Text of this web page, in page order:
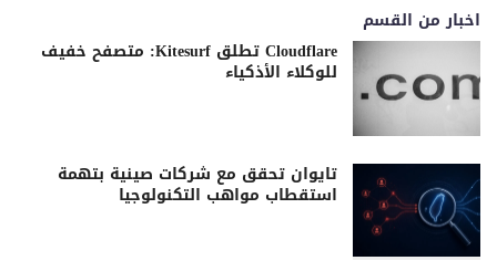
اخبار من القسم
Cloudflare تطلق Kitesurf: متصفح خفيف
للوكلاء الأذكياء
تايوان تحقق مع شركات صينية بتهمة
استقطاب مواهب التكنولوجيا